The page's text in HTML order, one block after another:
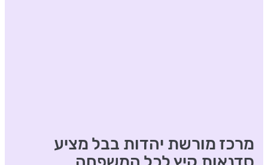
מרכז מורשת יהדות בבל מציע